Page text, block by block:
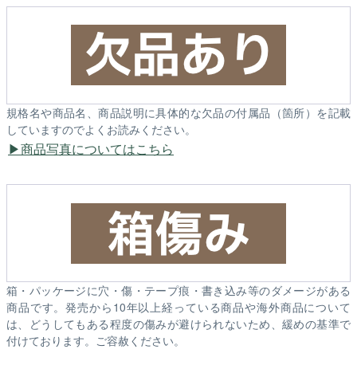
規格名や商品名、商品説明に具体的な欠品の付属品（箇所）を記載
していますのでよくお読みください。
商品写真についてはこちら
箱・パッケージに穴・傷・テープ痕・書き込み等のダメージがある
商品です。発売から10年以上経っている商品や海外商品について
は、どうしてもある程度の傷みが避けられないため、緩めの基準で
付けております。ご容赦ください。